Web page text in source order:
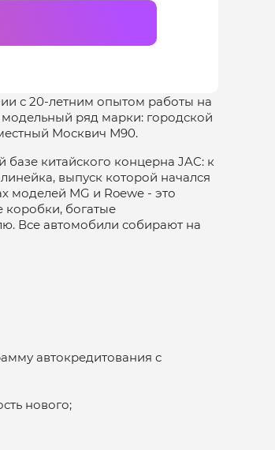
с 20-летним опытом работы на
ряд марки: городской
Москвич М90.
базе китайского концерна JAC: к
выпуск которой начался
моделей MG и Roewe - это
богатые
Все автомобили собирают на
автокредитования с
нового;